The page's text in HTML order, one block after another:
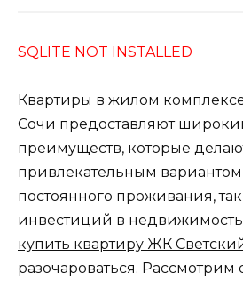
SQLITE NOT INSTALLED
Квартиры в жилом
Сочи предоставляют
преимуществ, которые
привлекательным вариантом
постоянного проживания,
инвестиций в
купить квартиру ЖК
разочароваться.